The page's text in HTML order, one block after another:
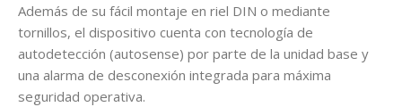
Además de su fácil montaje en riel DIN o mediante
tornillos, el dispositivo cuenta con tecnología de
autodetección (autosense) por parte de la unidad base y
una alarma de desconexión integrada para máxima
seguridad operativa.